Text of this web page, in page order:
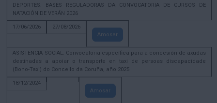
DEPORTES. BASES REGULADORAS DA CONVOCATORIA DE CURSOS DE
NATACIÓN DE VERÁN 2026
17/06/2026
27/08/2026
Amosar
ASISTENCIA SOCIAL. Convocatoria específica para a concesión de axudas
destinadas a apoiar o transporte en taxi de persoas discapacidade
(Bono-Taxi) do Concello da Coruña, año 2025
18/12/2024
Amosar